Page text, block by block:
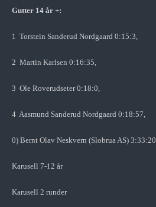
Gutter 14 år +:
1 Torstein Sanderud Nordgaard 0:15:3,
2 Martin Karlsen 0:16:35,
3 Ole Roverudseter 0:18:0,
4 Aasmund Sanderud Nordgaard 0:18:57,
0) Bernt Olav Neskvern (Slobrua AS) 3:33:20
Karusell 7-12 år
Karusell 2 runder